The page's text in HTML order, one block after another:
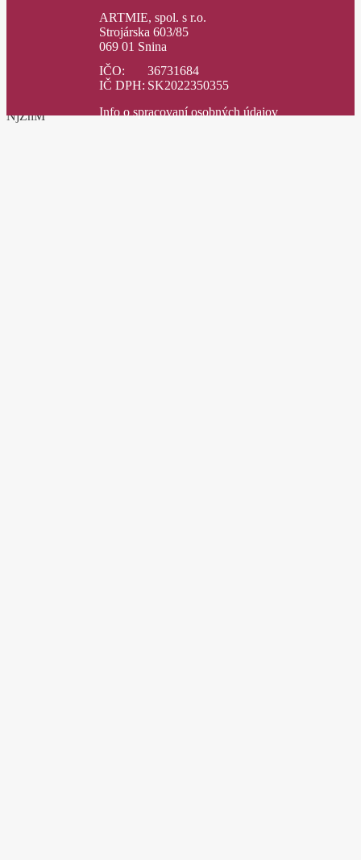
ARTMIE, spol. s r.o.
Strojárska 603/85
069 01 Snina
IČO:
36731684
IČ DPH: SK2022350355
Info o spracovaní osobných údajov
NjZhM